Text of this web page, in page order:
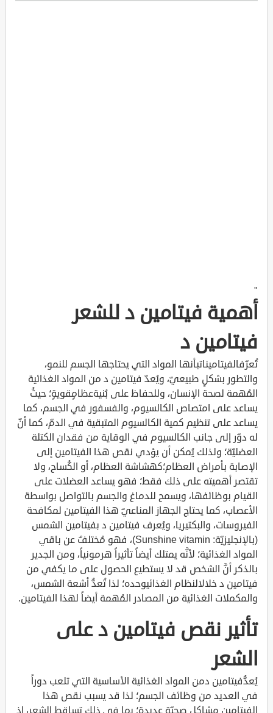
"
أهمية فيتامين د للشعر
فيتامين د
تُعرّفالفيتاميناتبأنها المواد التي يحتاجها الجسم للنمو،
والتطور بشكلٍ طبيعيّ، ويُعدّ فيتامين د من المواد الغذائية
المُهمة لصحة الإنسان، وللحفاظ على بُنيةعظامٍقويةٍ؛ حيثُ
يساعد على امتصاص الكالسيوم، والفسفور في الجسم، كما
يساعد على تنظيم كمية الكالسيوم المتبقية في الدمّ، كما أنّ
له دوّر إلى جانب الكالسيوم في الوقاية من فقدان الكتلة
العضليّة؛ ولذلك يُمكن أن يؤدي نقص هذا الفيتامين إلى
الإصابة بأمراض العظام؛كهشاشة العظام، أو الكُساح، ولا
تقتصر أهميته على ذلك فقط؛ فهو يساعد العضلات على
القيام بوظائفها، ويسمح للدماغ والجسم بالتواصل بواسطة
الأعصاب، كما يحتاج الجهاز المناعيّ هذا الفيتامين لمكافحة
الفيروسات، والبكتيريا، ويُعرف فيتامين د بفيتامين الشمس
(بالإنجليزيّة: Sunshine vitamin)، فهو مُختلفٌ عن باقي
المواد الغذائية؛ لأنَّه يمتلك أيضاً تأثيراً هرمونياً، ومن الجدير
بالذكر أنَّ الشخص قد لا يستطيع الحصول على ما يكفي من
فيتامين د خلالالنظام الغذائيوحده؛ لذا تُعدُّ أشعة الشمس،
والمكملات الغذائية من المصادر المُهمة أيضاً لهذا الفيتامين.
تأثير نقص فيتامين د على
الشعر
يُعدُّفيتامين دمن المواد الغذائية الأساسية التي تلعب دوراً
في العديد من وظائف الجسم؛ لذا قد يسبب نقص هذا